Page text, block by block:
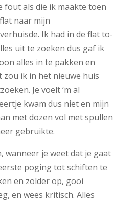
fout als die ik maakte toen
naar mijn
Ik had in de flat to-
uit te zoeken dus gaf ik
alles in te pakken en
zou ik in het nieuwe huis
Je voelt ‘m al
kwam dus niet en mijn
met dozen vol met spullen
gebruikte.
wanneer je weet dat je gaat
poging tot schiften te
en zolder op, gooi
en wees kritisch. Alles